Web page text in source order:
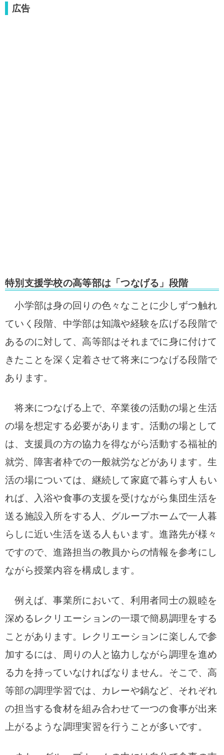
広告
特別支援学校の高等部は「つなげる」段階
小学部は身の回りの色々なことに少しずつ触れ
ていく段階、中学部は知識や経験を広げる段階で
あるのに対して、高等部はそれまでに身に付けて
きたことを深く定着させて将来につなげる段階で
あります。
将来につなげる上で、卒業後の活動の場と生活
の場を想定する必要があります。活動の場として
は、支援員の方の協力を得ながら活動する福祉的
就労、障害者枠での一般就労などがあります。生
活の場については、継続して家庭で暮らす人もい
れば、入浴や食事の支援を受けながら集団生活を
送る施設入所をする人、グループホームで一人暮
らしに近い生活を送る人もいます。進路先が様々
ですので、進路担当の教員からの情報を参考にし
ながら授業内容を構成します。
例えば、事業所において、利用者同士の親睦を
深めるレクリエーションの一環で簡易調理をする
ことがあります。レクリエーションに楽しんで参
加するには、周りの人と協力しながら調理を進め
る力を持っていなければなりません。そこで、高
等部の調理学習では、カレーや鍋など、それぞれ
の担当する食材を組み合わせて一つの食事が出来
上がるような調理実習を行うことが多いです。